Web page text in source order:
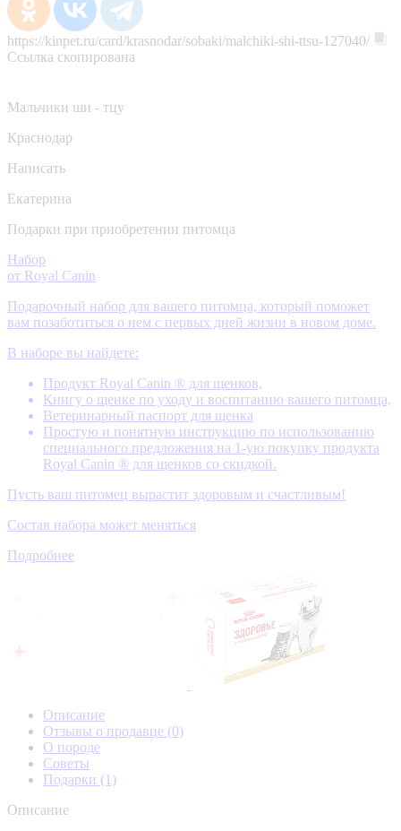
https://kinpet.ru/card/krasnodar/sobaki/malchiki-shi-ttsu-127040/
Ссылка скопирована
Мальчики ши - тцу
Краснодар
Написать
Екатерина
Подарки при приобретении питомца
Набор
от Royal Canin
Подарочный набор для вашего питомца, который поможет
вам позаботиться о нем с первых дней жизни в новом доме.
В наборе вы найдете:
Продукт Royal Canin ® для щенков,
Книгу о щенке по уходу и воспитанию вашего питомца,
Ветеринарный паспорт для щенка
Простую и понятную инструкцию по использованию
специального предложения на 1-ую покупку продукта
Royal Canin ® для щенков со скидкой.
Пусть ваш питомец вырастит здоровым и счастливым!
Состав набора может меняться
Подробнее
Описание
Отзывы о продавце (0)
О породе
Советы
Подарки (1)
Описание